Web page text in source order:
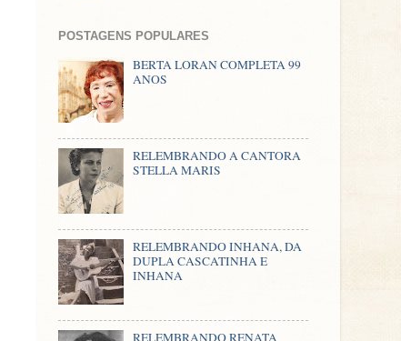
POSTAGENS POPULARES
BERTA LORAN COMPLETA 99
ANOS
RELEMBRANDO A CANTORA
STELLA MARIS
RELEMBRANDO INHANA, DA
DUPLA CASCATINHA E
INHANA
RELEMBRANDO RENATA